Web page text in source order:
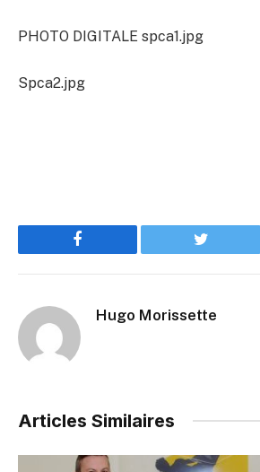
PHOTO DIGITALE spca1.jpg
Spca2.jpg
Facebook Twitter
Hugo Morissette
Articles Similaires